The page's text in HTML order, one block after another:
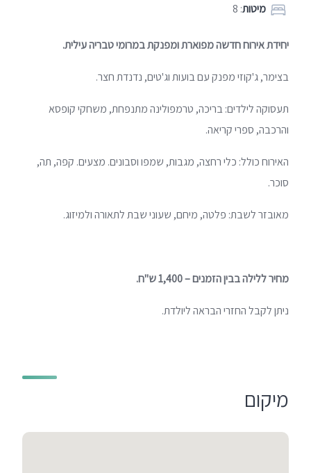
מיטות: 8
יחידת אירוח חדשה מפוארת ומפנקת במרומי טבריה עילית.
בצימר, ג'קוזי מפנק עם בועות וג'טים, נדנדת חצר.
תעסוקה לילדים: בריכה, טרמפולינה מתנפחת, משחקי קופסא
והרכבה, ספרי קריאה.
האירוח כולל: כלי רחצה, מגבות, שמפו וסבונים. מצעים. קפה, תה,
סוכר.
מאובזר לשבת: פלטה, מיחם, שעוני שבת לתאורה ולמיזוג.
מחיר ללילה בבין הזמנים – 1,400 ש"ח.
ניתן לקבל החזרי הבראה ליולדת.
מיקום